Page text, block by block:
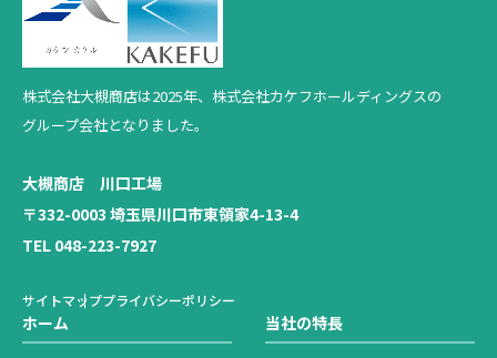
株式会社大槻商店は2025年、 株式会社カケフホールディングスの
グループ会社となりました。
大槻商店 川口工場
〒332-0003 埼玉県川口市東領家4-13-4
TEL 048-223-7927
サイトマッププライバシーポリシー
ホーム 当社の特長